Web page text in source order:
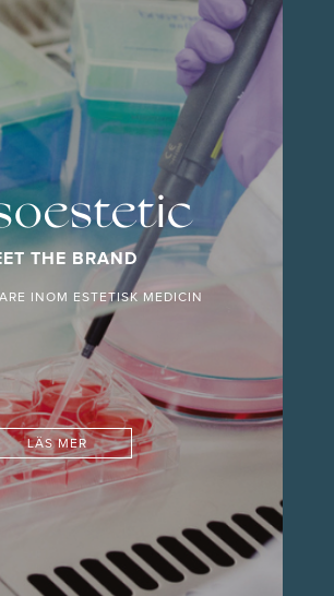
THE BRAND
INOM ESTETISK MEDICIN
LÄS MER